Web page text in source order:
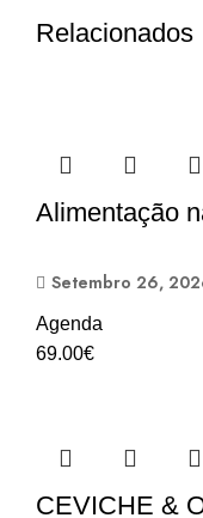
Relacionados
Alimentação
Setembro 26,
Agenda
69.00€
CEVICHE &